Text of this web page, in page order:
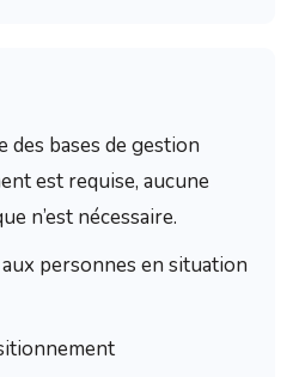
des bases de gestion
est requise, aucune
n’est nécessaire.
personnes en situation